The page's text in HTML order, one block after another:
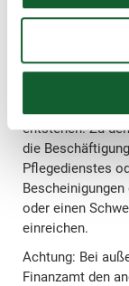
dabei: Mögliche
Pflegekosten
Pflegekosten
entstehen. Zu
die
Pflegedienstes
oder einen
einreichen.
Achtung: Bei
Finanzamt den